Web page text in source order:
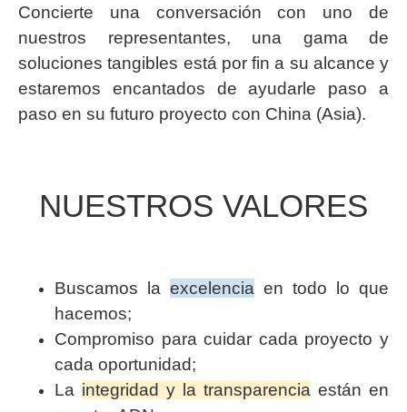
Concierte una conversación con uno de
nuestros representantes, una gama de
soluciones tangibles está por fin a su alcance y
estaremos encantados de ayudarle paso a
paso en su futuro proyecto con China (Asia).
NUESTROS VALORES
Buscamos la excelencia en todo lo que
hacemos;
Compromiso para cuidar cada proyecto y
cada oportunidad;
La integridad y la transparencia están en